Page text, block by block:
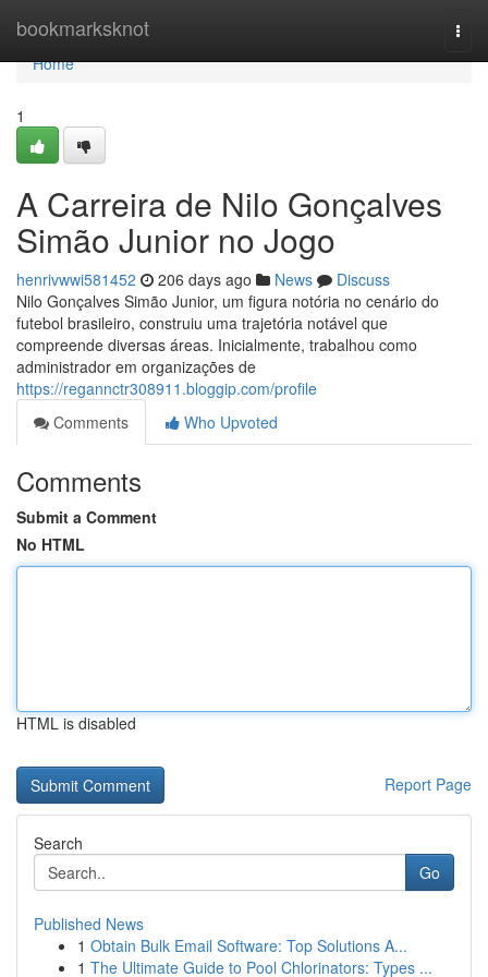
bookmarksknot
Home
Home
1
A Carreira de Nilo Gonçalves
Simão Junior no Jogo
henrivwwi581452 206 days ago News
Discuss
Nilo Gonçalves Simão Junior, um figura notória no cenário do
futebol brasileiro, construiu uma trajetória notável que
compreende diversas áreas. Inicialmente, trabalhou como
administrador em organizações de
https://regannctr308911.bloggip.com/profile
Comments
Who Upvoted
Comments
Submit a Comment
No HTML
HTML is disabled
Report Page
Search
Go
Published News
1 Obtain Bulk Email Software: Top Solutions A...
1 The Ultimate Guide to Pool Chlorinators: Types ...